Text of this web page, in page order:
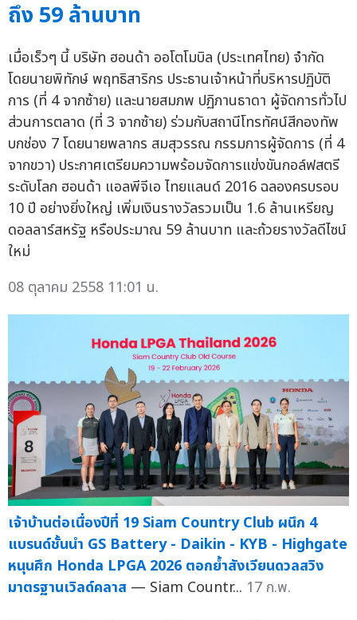
ถึง 59 ล้านบาท
เมื่อเร็วๆ นี้ บริษัท ฮอนด้า ออโตโมบิล (ประเทศไทย) จำกัด
โดยนายพิทักษ์ พฤทธิสาริกร ประธานเจ้าหน้าที่บริหารปฏิบัติ
การ (ที่ 4 จากซ้าย) และนายสมภพ ปฏิภานธาดา ผู้จัดการทั่วไป
ส่วนการตลาด (ที่ 3 จากซ้าย) ร่วมกับสถานีโทรทัศน์สีกองทัพ
บกช่อง 7 โดยนายพลากร สมสุวรรณ กรรมการผู้จัดการ (ที่ 4
จากขวา) ประกาศเตรียมความพร้อมจัดการแข่งขันกอล์ฟสตรี
ระดับโลก ฮอนด้า แอลพีจีเอ ไทยแลนด์ 2016 ฉลองครบรอบ
10 ปี อย่างยิ่งใหญ่ เพิ่มเงินรางวัลรวมเป็น 1.6 ล้านเหรียญ
ดอลลาร์สหรัฐ หรือประมาณ 59 ล้านบาท และถ้วยรางวัลดีไซน์
ใหม่
08 ตุลาคม 2558 11:01 น.
เจ้าบ้านต่อเนื่องปีที่ 19 Siam Country Club ผนึก 4
แบรนด์ชั้นนำ GS Battery - Daikin - KYB - Highgate
หนุนศึก Honda LPGA 2026 ตอกย้ำสังเวียนดวลสวิง
มาตรฐานเวิลด์คลาส — Siam Countr... 17 ก.พ.